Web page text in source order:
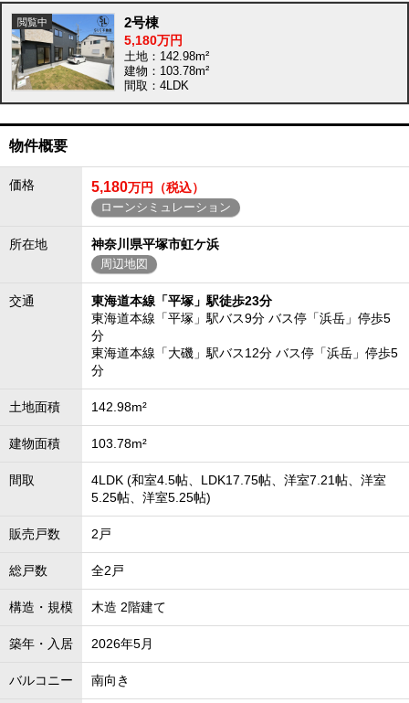
2号棟
5,180万円
土地：142.98m²
建物：103.78m²
間取：4LDK
物件概要
価格 5,180万円（税込）
ローンシミュレーション
所在地 神奈川県平塚市虹ケ浜
周辺地図
交通
東海道本線「平塚」駅徒歩23分
東海道本線「平塚」駅バス9分 バス停「浜岳」停歩5
分
東海道本線「大磯」駅バス12分 バス停「浜岳」停歩5
分
土地面積 142.98m²
建物面積 103.78m²
間取
4LDK (和室4.5帖、LDK17.75帖、洋室7.21帖、洋室
5.25帖、洋室5.25帖)
販売戸数 2戸
総戸数 全2戸
構造・規模 木造 2階建て
築年・入居 2026年5月
バルコニー 南向き